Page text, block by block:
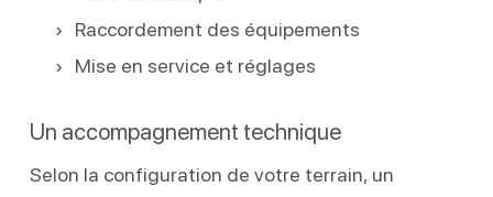
Raccordement des équipements
Mise en service et réglages
Un accompagnement technique
Selon la configuration de votre terrain, un